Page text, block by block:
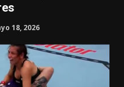
18, 2026